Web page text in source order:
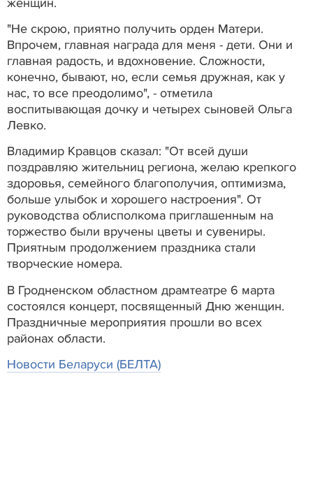
"Не скрою, приятно получить орден Матери.
Впрочем, главная награда для меня - дети. Они и
главная радость, и вдохновение. Сложности,
конечно, бывают, но, если семья дружная, как у
нас, то все преодолимо", - отметила
воспитывающая дочку и четырех сыновей Ольга
Левко.
Владимир Кравцов сказал: "От всей души
поздравляю жительниц региона, желаю крепкого
здоровья, семейного благополучия, оптимизма,
больше улыбок и хорошего настроения". От
руководства облисполкома приглашенным на
торжество были вручены цветы и сувениры.
Приятным продолжением праздника стали
творческие номера.
В Гродненском областном драмтеатре 6 марта
состоялся концерт, посвященный Дню женщин.
Праздничные мероприятия прошли во всех
районах области.
Новости Беларуси (БЕЛТА)